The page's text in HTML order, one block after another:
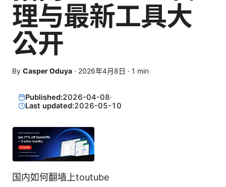
理与最新工具大
公开
By Casper Oduya · 2026年4月8日 · 1 min
Published:2026-04-08·
Last updated:2026-05-10
国内如何翻墙上toutube